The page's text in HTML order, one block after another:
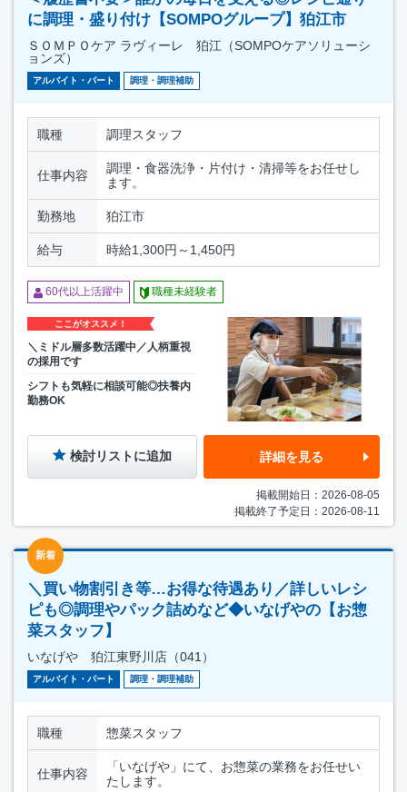
に調理・盛り付け【SOMPOグループ】狛江市
ＳＯＭＰＯケア ラヴィーレ 狛江（SOMPOケアソリューシ
ョンズ）
アルバイト・パート 調理・調理補助
職種 調理スタッフ
仕事内容
調理・食器洗浄・片付け・清掃等をお任せし
ます。
勤務地 狛江市
給与 時給1,300円～1,450円
60代以上活躍中 職種未経験者
ここがオススメ！
＼ミドル層多数活躍中／人柄重視
の採用です
シフトも気軽に相談可能◎扶養内
勤務OK
検討リストに追加 詳細を見る
掲載開始日：2026-08-05
掲載終了予定日：2026-08-11
新着
＼買い物割引き等…お得な待遇あり／詳しいレシ
ピも◎調理やパック詰めなど◆いなげやの【お惣
菜スタッフ】
いなげや 狛江東野川店（041）
アルバイト・パート 調理・調理補助
職種 惣菜スタッフ
仕事内容
「いなげや」にて、お惣菜の業務をお任せい
たします。